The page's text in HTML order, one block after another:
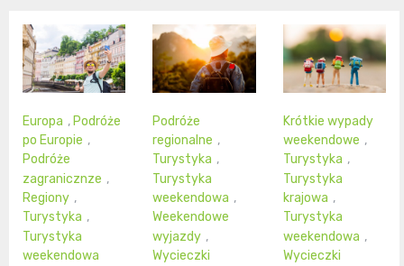
Europa , Podróże
po Europie ,
Podróże
zagranicznze ,
Regiony ,
Turystyka ,
Turystyka
weekendowa
Podróże
regionalne ,
Turystyka ,
Turystyka
weekendowa ,
Weekendowe
wyjazdy ,
Wycieczki
Krótkie wypady
weekendowe ,
Turystyka ,
Turystyka
krajowa ,
Turystyka
weekendowa ,
Wycieczki